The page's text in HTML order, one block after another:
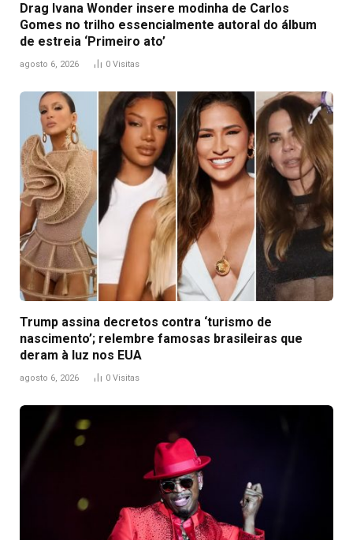
Drag Ivana Wonder insere modinha de Carlos
Gomes no trilho essencialmente autoral do álbum
de estreia ‘Primeiro ato’
agosto 6, 2026 0 Visitas
Trump assina decretos contra ‘turismo de
nascimento’; relembre famosas brasileiras que
deram à luz nos EUA
agosto 6, 2026 0 Visitas